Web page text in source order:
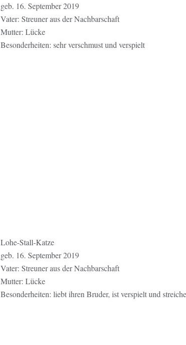
geb. 16. September 2019
Vater: Streuner aus der Nachbarschaft
Mutter: Lücke
Besonderheiten: sehr verschmust und verspielt
Lohe-Stall-Katze
geb. 16. September 2019
Vater: Streuner aus der Nachbarschaft
Mutter: Lücke
Besonderheiten: liebt ihren Bruder, ist verspielt und